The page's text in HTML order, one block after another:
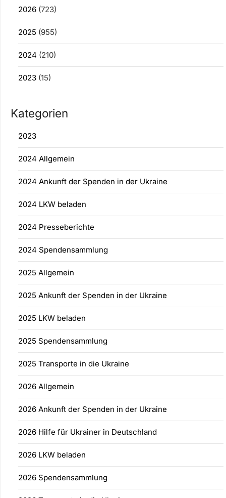
2026 (723)
2025 (955)
2024 (210)
2023 (15)
Kategorien
2023
2024 Allgemein
2024 Ankunft der Spenden in der Ukraine
2024 LKW beladen
2024 Presseberichte
2024 Spendensammlung
2025 Allgemein
2025 Ankunft der Spenden in der Ukraine
2025 LKW beladen
2025 Spendensammlung
2025 Transporte in die Ukraine
2026 Allgemein
2026 Ankunft der Spenden in der Ukraine
2026 Hilfe für Ukrainer in Deutschland
2026 LKW beladen
2026 Spendensammlung